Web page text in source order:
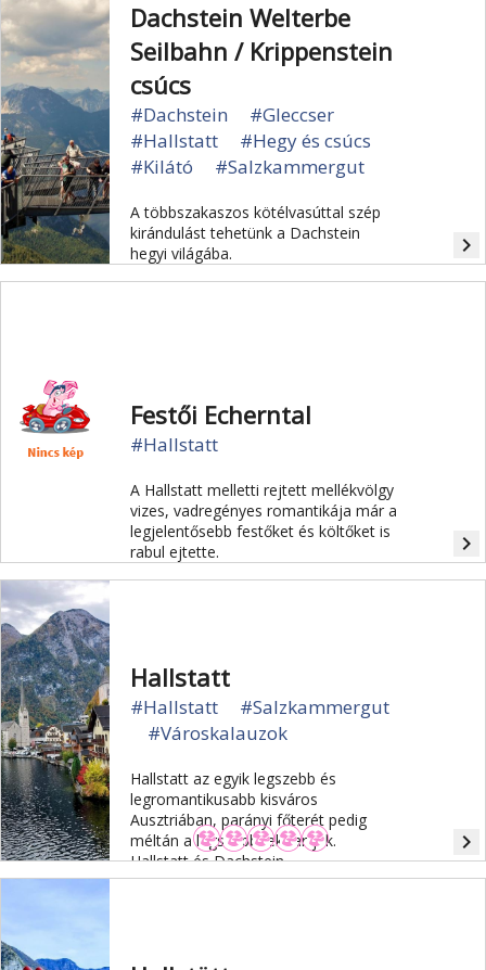
Dachstein Welterbe
Seilbahn / Krippenstein
csúcs
#Dachstein
#Gleccser
#Hallstatt
#Hegy és csúcs
#Kilátó
#Salzkammergut
A többszakaszos kötélvasúttal szép
kirándulást tehetünk a Dachstein
hegyi világába.
navigate_next
Festői Echerntal
#Hallstatt
A Hallstatt melletti rejtett mellékvölgy
vizes, vadregényes romantikája már a
legjelentősebb festőket és költőket is
rabul ejtette.
navigate_next
Hallstatt
#Hallstatt
#Salzkammergut
#Városkalauzok
Hallstatt az egyik legszebb és
legromantikusabb kisváros
Ausztriában, parányi főterét pedig
méltán a legszebbnek tartják.
Hallstatt és Dachstein-
Salzkammergut régió az UNESCO
navigate_next